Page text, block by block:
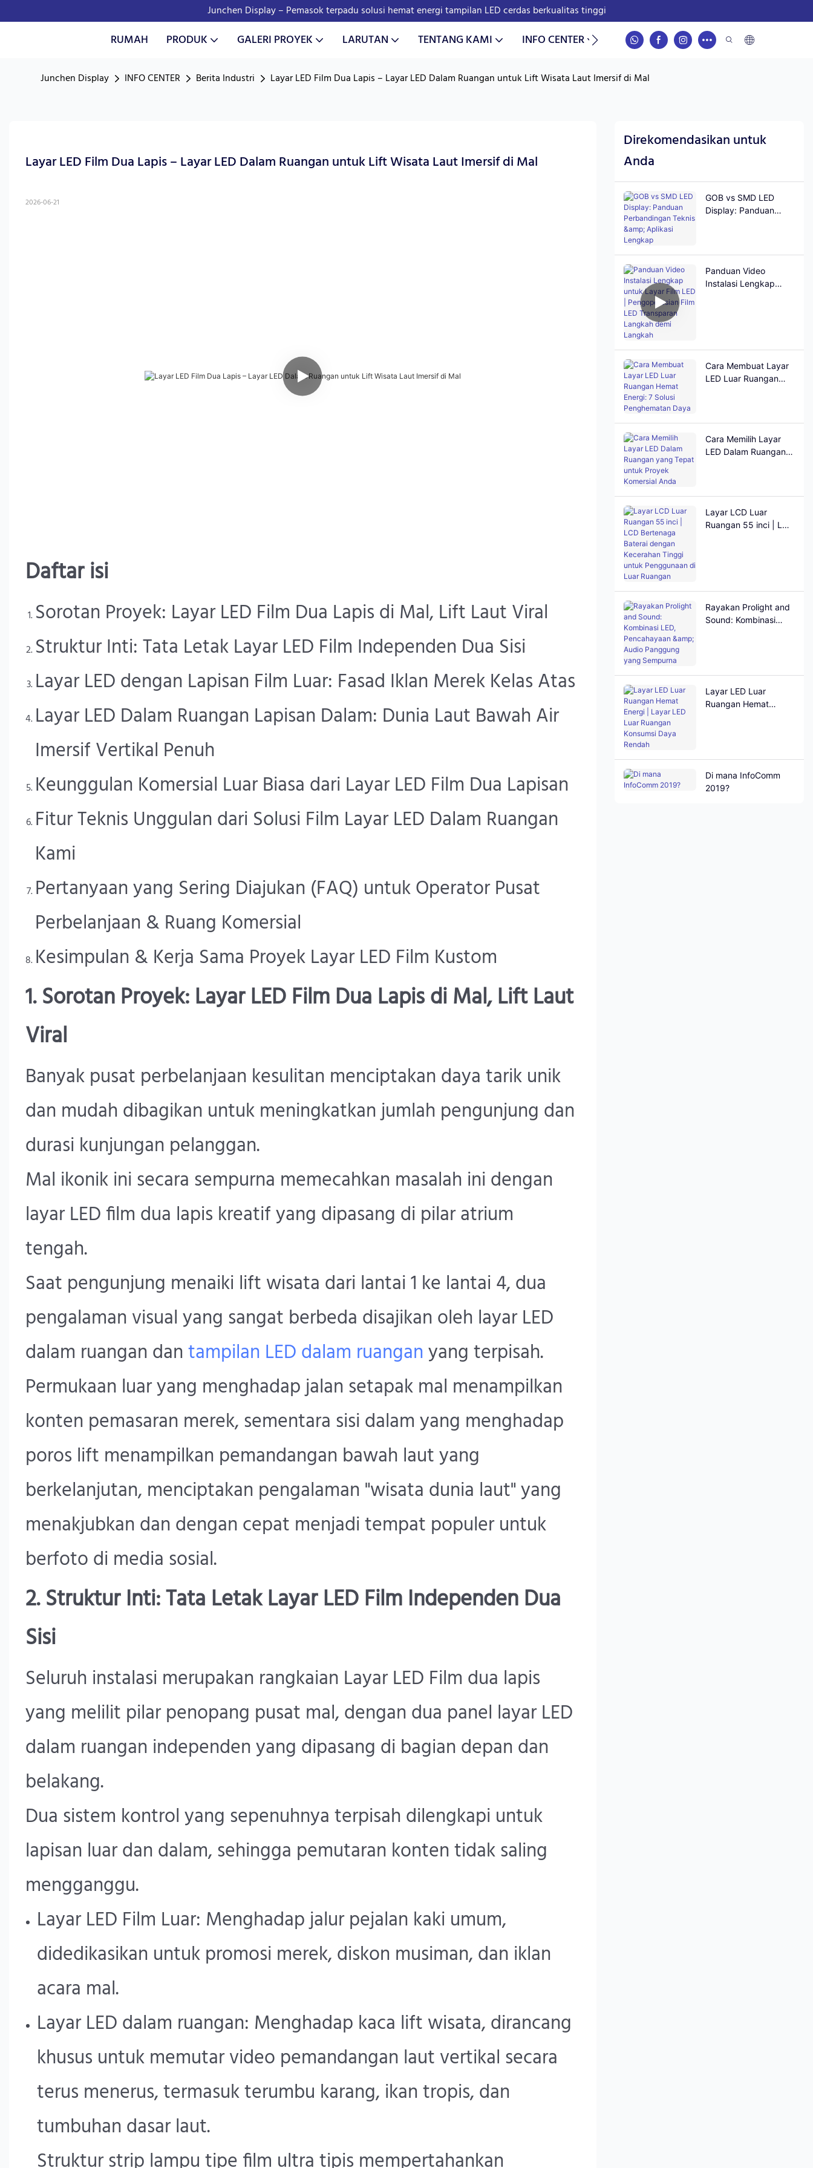
Junchen Display – Pemasok terpadu solusi hemat energi tampilan LED cerdas berkualitas tinggi
RUMAH PRODUK GALERI PROYEK LARUTAN TENTANG KAMI INFO CENTER KONTAK
Junchen Display INFO CENTER Berita Industri Layar LED Film Dua Lapis – Layar LED Dalam Ruangan untuk Lift Wisata Laut Imersif di Mal
Layar LED Film Dua Lapis – Layar LED Dalam Ruangan untuk Lift Wisata Laut Imersif di Mal
2026-06-21
Daftar isi
Sorotan Proyek: Layar LED Film Dua Lapis di Mal, Lift Laut Viral
Struktur Inti: Tata Letak Layar LED Film Independen Dua Sisi
Layar LED dengan Lapisan Film Luar: Fasad Iklan Merek Kelas Atas
Layar LED Dalam Ruangan Lapisan Dalam: Dunia Laut Bawah Air
Imersif Vertikal Penuh
Keunggulan Komersial Luar Biasa dari Layar LED Film Dua Lapisan
Fitur Teknis Unggulan dari Solusi Film Layar LED Dalam Ruangan
Kami
Pertanyaan yang Sering Diajukan (FAQ) untuk Operator Pusat
Perbelanjaan & Ruang Komersial
Kesimpulan & Kerja Sama Proyek Layar LED Film Kustom
1. Sorotan Proyek: Layar LED Film Dua Lapis di Mal, Lift Laut
Viral
Banyak pusat perbelanjaan kesulitan menciptakan daya tarik unik
dan mudah dibagikan untuk meningkatkan jumlah pengunjung dan
durasi kunjungan pelanggan.
Mal ikonik ini secara sempurna memecahkan masalah ini dengan
layar LED film dua lapis kreatif yang dipasang di pilar atrium
tengah.
Saat pengunjung menaiki lift wisata dari lantai 1 ke lantai 4, dua
pengalaman visual yang sangat berbeda disajikan oleh layar LED
dalam ruangan dantampilan LED dalam ruanganyang terpisah.
Permukaan luar yang menghadap jalan setapak mal menampilkan
konten pemasaran merek, sementara sisi dalam yang menghadap
poros lift menampilkan pemandangan bawah laut yang
berkelanjutan, menciptakan pengalaman "wisata dunia laut" yang
menakjubkan dan dengan cepat menjadi tempat populer untuk
berfoto di media sosial.
2. Struktur Inti: Tata Letak Layar LED Film Independen Dua
Sisi
Seluruh instalasi merupakan rangkaian Layar LED Film dua lapis
yang melilit pilar penopang pusat mal, dengan dua panel layar LED
dalam ruangan independen yang dipasang di bagian depan dan
belakang.
Dua sistem kontrol yang sepenuhnya terpisah dilengkapi untuk
lapisan luar dan dalam, sehingga pemutaran konten tidak saling
mengganggu.
Layar LED Film Luar: Menghadap jalur pejalan kaki umum,
didedikasikan untuk promosi merek, diskon musiman, dan iklan
acara mal.
Layar LED dalam ruangan: Menghadap kaca lift wisata, dirancang
khusus untuk memutar video pemandangan laut vertikal secara
terus menerus, termasuk terumbu karang, ikan tropis, dan
tumbuhan dasar laut.
Direkomendasikan untuk
Anda
GOB vs SMD LED
Display: Panduan
Panduan Video
Instalasi Lengkap
Cara Membuat Layar
LED Luar Ruangan
Cara Memilih Layar
LED Dalam Ruangan
Layar LCD Luar
Ruangan 55 inci | LCD
Rayakan Prolight and
Sound: Kombinasi
Layar LED Luar
Ruangan Hemat
Di mana InfoComm
2019?